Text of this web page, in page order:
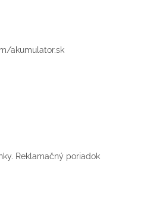
akumulator.sk
Reklamačný poriadok